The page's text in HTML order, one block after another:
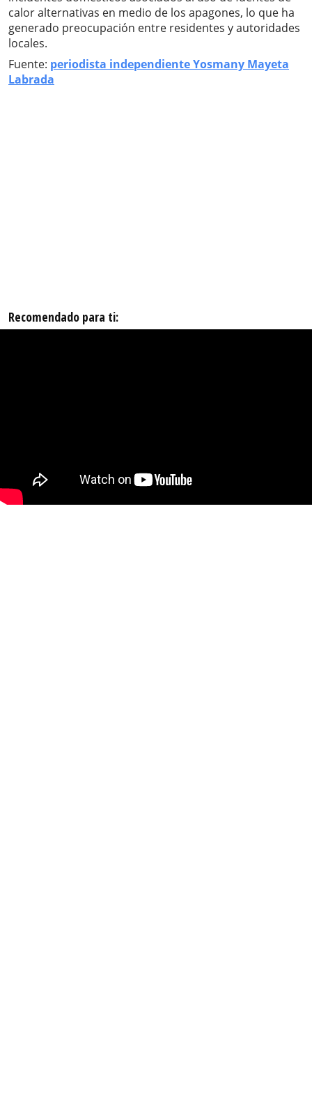
calor alternativas en medio de los apagones, lo que ha
generado preocupación entre residentes y autoridades
locales.
Fuente: periodista independiente Yosmany Mayeta
Labrada
Recomendado para ti: